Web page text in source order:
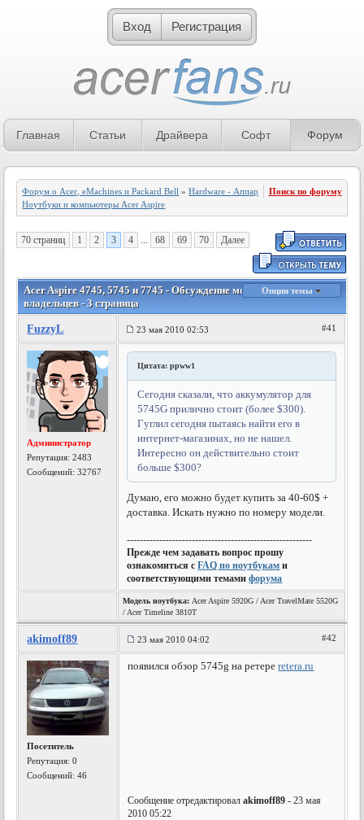
Вход Регистрация
Главная Статьи Драйвера Софт Форум
Форум о Acer, eMachines и Packard Bell »Hardware - Аппаратное обеспечение»
Ноутбуки и компьютеры Acer Aspire
Поиск по форуму
70 страниц 1 2 3 4 ... 68 69 70 Далее
Acer Aspire 4745, 5745 и 7745 - Обсуждение моделей и отзывы их
владельцев - 3 страница
Опции темы
FuzzyL 23 мая 2010 02:53 #41
Администратор
Репутация:2483
Сообщений: 32767
Цитата: ppww1
Сегодня сказали, что аккумулятор для
5745G прилично стоит (более $300).
Гуглил сегодня пытаясь найти его в
интернет-магазинах, но не нашел.
Интересно он действительно стоит
больше $300?
Думаю, его можно будет купить за 40-60$ +
доставка. Искать нужно по номеру модели.
---------------------------------------------------------
Прежде чем задавать вопрос прошу
ознакомиться сFAQ по ноутбукам и
соответствующими темамифорума
Модель ноутбука: Acer Aspire 5920G / Acer TravelMate 5520G
/ Acer Timeline 3810T
akimoff89 23 мая 2010 04:02 #42
Посетитель
Репутация:0
Сообщений: 46
появился обзор 5745g на ретереretera.ru
Сообщение отредактировалakimoff89 - 23 мая
2010 05:22